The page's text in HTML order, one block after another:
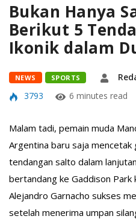
Bukan Hanya
Berikut 5
Ikonik dalam
NEWS SPORTS
3793
6 minutes read
Malam tadi, pemain muda
Argentina baru saja
tendangan salto dalam
bertandang ke Gaddison Park
Alejandro Garnacho sukses
setelah menerima umpan